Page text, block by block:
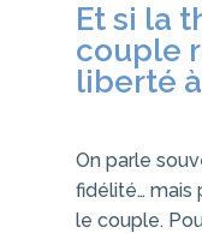
Et si la
couple
liberté
On parle
fidélité… mais
le couple.